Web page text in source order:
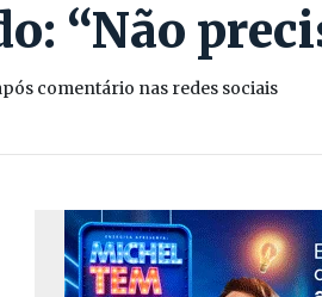
“Não
comentário nas redes sociais